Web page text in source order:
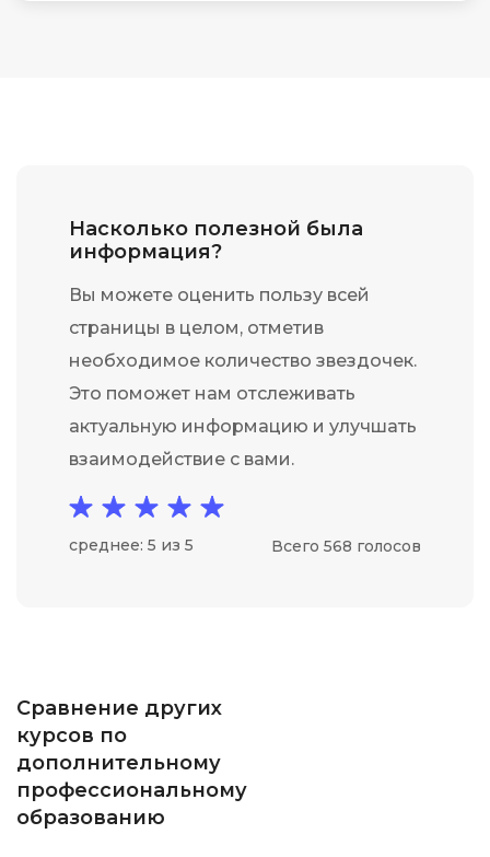
Насколько полезной была
информация?
Вы можете оценить пользу всей
страницы в целом, отметив
необходимое количество звездочек.
Это поможет нам отслеживать
актуальную информацию и улучшать
взаимодействие с вами.
среднее: 5 из 5 Всего 568 голосов
Сравнение других
курсов по
дополнительному
профессиональному
образованию